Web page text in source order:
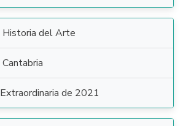
Historia del Arte
Cantabria
Extraordinaria de 2021